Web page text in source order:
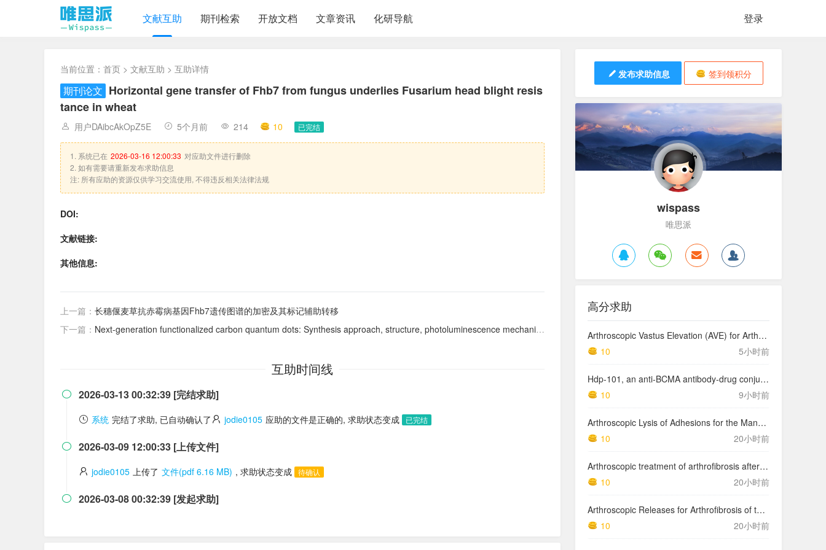
登录
文献互助 期刊检索 开放文档 文章资讯 化研导航
当前位置： 首页 > 文献互助 > 互助详情
期刊论文 Horizontal gene transfer of Fhb7 from fungus underlies Fusarium head blight resis
tance in wheat
用户DAibcAkOpZ5E 5个月前 214 10 已完结
1. 系统已在 2026-03-16 12:00:33 对应助文件进行删除
2. 如有需要请重新发布求助信息
注: 所有应助的资源仅供学习交流使用, 不得违反相关法律法规
DOI:
文献链接:
其他信息:
上一篇： 长穗偃麦草抗赤霉病基因Fhb7遗传图谱的加密及其标记辅助转移
下一篇： Next-generation functionalized carbon quantum dots: Synthesis approach, structure, photoluminescence mechanism, and multifunctional applications
互助时间线
 2026-03-13 00:32:39 [完结求助]
系统 完结了求助, 已自动确认了 jodie0105 应助的文件是正确的, 求助状态变成 已完结
 2026-03-09 12:00:33 [上传文件]
jodie0105 上传了 文件(pdf 6.16 MB) , 求助状态变成 待确认
 2026-03-08 00:32:39 [发起求助]
发布求助信息 签到领积分
wispass
唯思派
高分求助
Arthroscopic Vastus Elevation (AVE) for Arthrofibrosis of the Knee: Surgical Technique and Literature Review.
10
5小时前
Hdp-101, an anti-BCMA antibody-drug conjugate with a novel payload amanitin in patients with relapsed multiple myeloma, initial findings of the first in human …
10
9小时前
Arthroscopic Lysis of Adhesions for the Management of Arthrofibrosis Following Total Knee Arthroplasty
10
20小时前
Arthroscopic treatment of arthrofibrosis after ACL reconstruction. Local and generalized arthrofibrosis
10
20小时前
Arthroscopic Releases for Arthrofibrosis of the Knee
10
20小时前